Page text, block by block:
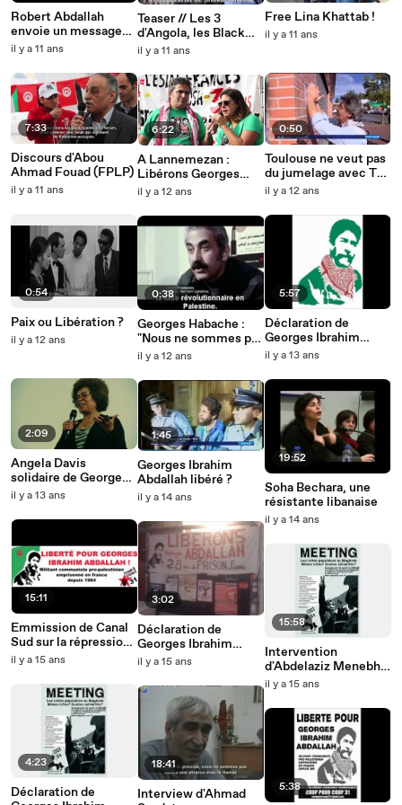
Robert Abdallah
envoie un message
de solidarité à la
libération de Georges
Abdallah en France
il y a 11 ans
7:33
Discours d'Abou
Ahmad Fouad (FPLP)
il y a 11 ans
0:54
Paix ou Libération ?
il y a 12 ans
2:09
Angela Davis
solidaire de Georges
Abdallah
il y a 13 ans
15:11
Emmission de Canal
Sud sur la répression
et les solidarités -
il y a 15 ans
4:23
Déclaration de
Teaser // Les 3
d'Angola, les Black
Panthers et la
d'esclave
il y a 11 ans
6:22
A Lannemezan :
Libérons Georges
Abdallah !
il y a 12 ans
0:38
Georges Habache :
"Nous ne sommes pas
des terroristes !"
il y a 12 ans
1:45
Georges Ibrahim
Abdallah libéré ?
il y a 14 ans
3:02
Déclaration de
Georges Ibrahim
Abdallah - 26
il y a 15 ans
18:41
Interview d'Ahmad
Free Lina Khattab !
il y a 11 ans
0:50
Toulouse ne veut pas
du jumelage avec Tel-
Aviv !
il y a 12 ans
5:57
Déclaration de
Georges Ibrahim
Abdallah - 18 mai 2013
il y a 13 ans
19:52
Soha Bechara, une
résistante libanaise
il y a 14 ans
15:58
Intervention
d'Abdelaziz Menebhi
- 1ère partie - 15 avril
il y a 15 ans
5:38